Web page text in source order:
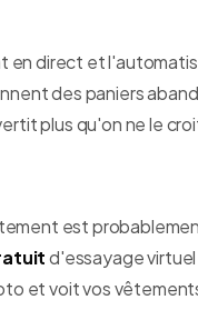
direct et
des paniers
plus qu'on ne le
est
d'essayage virtuel
et voit vos